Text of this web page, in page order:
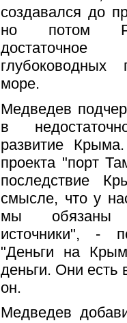
создавался до
но потом
море.
Медведев
в
развитие
проекта "порт
последствие
смысле, что у
мы обязаны
источники", -
"Деньги на
деньги. Они есть
он.
Медведев